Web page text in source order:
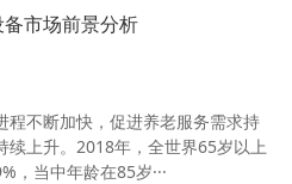
市场前景分析
程不断加快，促进养老服务需求持
上升。2018年，全世界65岁以上
，当中年龄在85岁···